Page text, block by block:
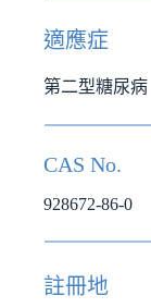
的
果
適應症
第二型糖尿病
CAS No.
928672-86-0
註冊地